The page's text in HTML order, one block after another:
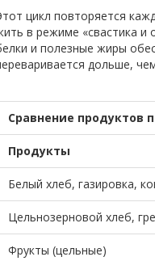
цикл повторяется
в режиме «свастика и
и полезные жиры
дольше,
Сравнение продуктов
Продукты
Белый хлеб, газировка,
Цельнозерновой хлеб,
Фрукты (цельные)